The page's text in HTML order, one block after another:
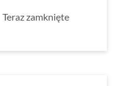
Teraz zamknięte